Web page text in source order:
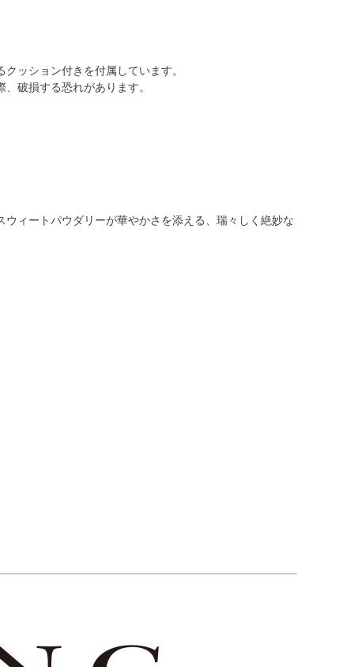
ッション付きを付属しています。
破損する恐れがあります。
ィートパウダリーが華やかさを添える、瑞々しく絶妙な